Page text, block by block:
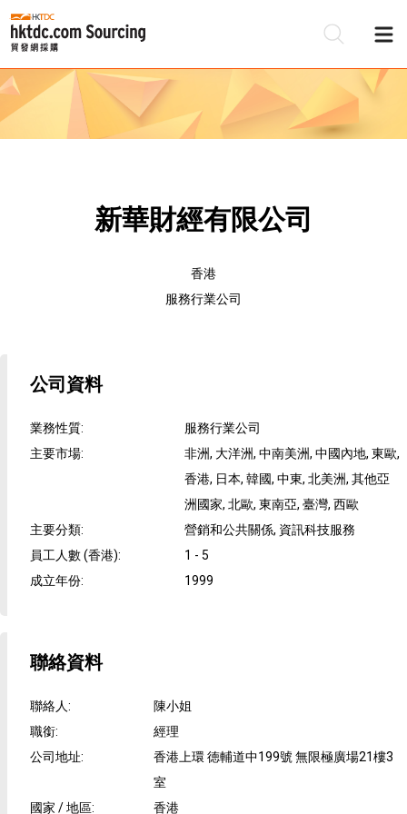
新華財經有限公司
香港
服務行業公司
公司資料
業務性質:
服務行業公司
主要市場:
非洲, 大洋洲, 中南美洲, 中國內地, 東歐,
香港, 日本, 韓國, 中東, 北美洲, 其他亞
洲國家, 北歐, 東南亞, 臺灣, 西歐
主要分類:
營銷和公共關係, 資訊科技服務
員工人數 (香港):
1 - 5
成立年份: 1999
聯絡資料
聯絡人:
陳小姐
職銜:
經理
公司地址:
香港上環 徳輔道中199號 無限極廣場21樓3
室
國家 / 地區: 香港